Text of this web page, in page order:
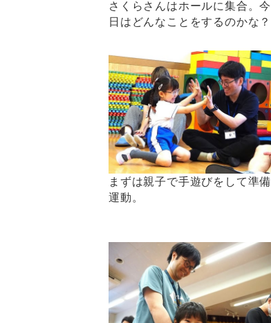
さくらさんはホールに集合。今
日はどんなことをするのかな？
まずは親子で手遊びをして準備
運動。